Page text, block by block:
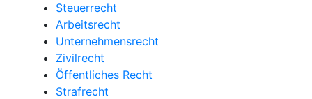
Steuerrecht
Arbeitsrecht
Unternehmens­recht
Zivilrecht
Öffentliches Recht
Strafrecht